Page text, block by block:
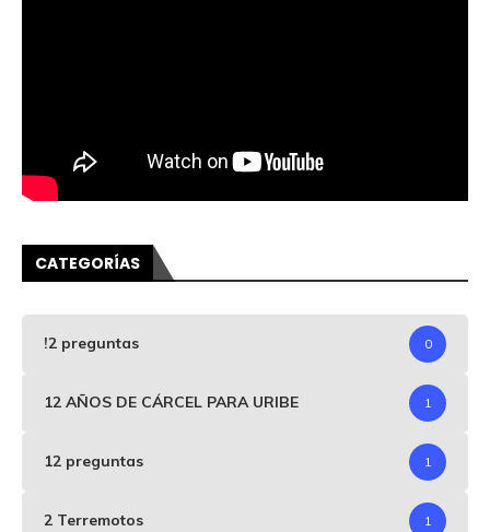
CATEGORÍAS
!2 preguntas 0
12 AÑOS DE CÁRCEL PARA URIBE 1
12 preguntas 1
2 Terremotos 1